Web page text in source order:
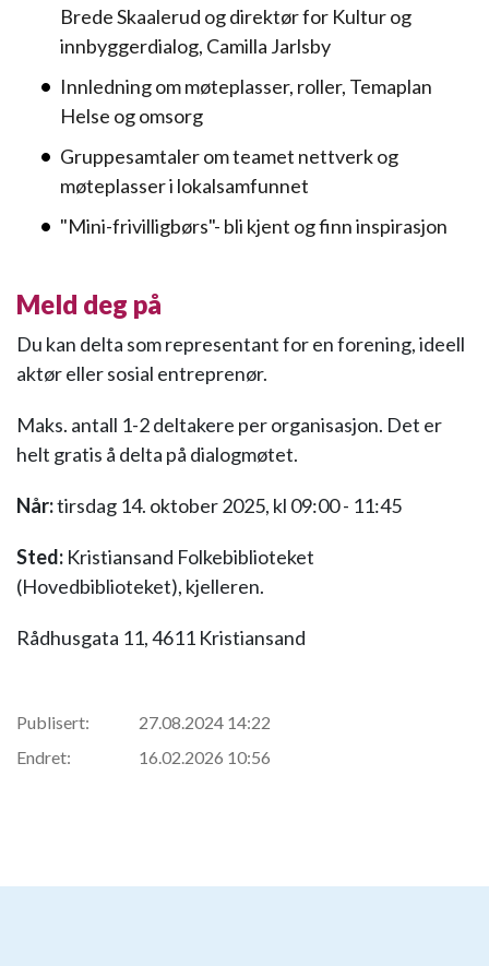
Brede Skaalerud og direktør for Kultur og
innbyggerdialog, Camilla Jarlsby
Innledning om møteplasser, roller, Temaplan
Helse og omsorg
Gruppesamtaler om teamet nettverk og
møteplasser i lokalsamfunnet
"Mini-frivilligbørs"- bli kjent og finn inspirasjon
Meld deg på
Du kan delta som representant for en forening, ideell
aktør eller sosial entreprenør.
Maks. antall 1-2 deltakere per organisasjon. Det er
helt gratis å delta på dialogmøtet.
Når:tirsdag 14. oktober 2025, kl 09:00 - 11:45
Sted: Kristiansand Folkebiblioteket
(Hovedbiblioteket), kjelleren.
Rådhusgata 11, 4611 Kristiansand
Publisert:
27.08.2024 14:22
Endret:
16.02.2026 10:56